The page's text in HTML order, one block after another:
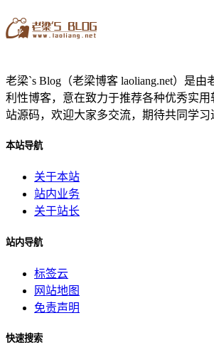
老梁`s Blog（老梁博客 laoliang.net）是由
利性博客，意在致力于推荐各种优秀实
站源码，欢迎大家多交流，期待共同学习
本站导航
关于本站
站内业务
关于站长
站内导航
标签云
网站地图
免责声明
快速搜索